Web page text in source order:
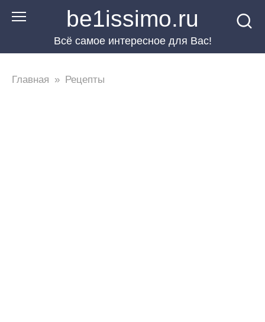
Перейти
be1issimo.ru
Всё самое интересное для Вас!
Главная » Рецепты